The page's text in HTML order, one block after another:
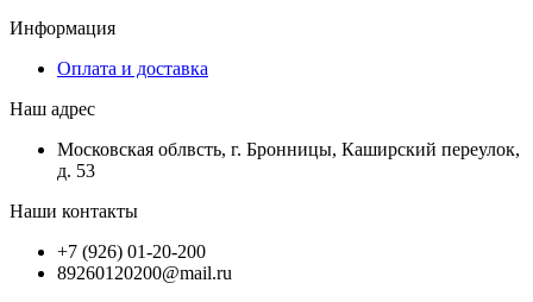
Информация
Оплата и доставка
Наш адрес
Московская облвсть, г. Бронницы, Каширский переулок,
д. 53
Наши контакты
+7 (926) 01-20-200
89260120200@mail.ru